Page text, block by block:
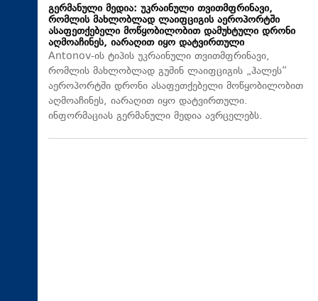
გერმანული მედია: უკრაინული თვითმფრინავი,
რომლის მახლობლად ლაიფციგის აეროპორტში
ასაფეთქებელი მოწყობილობით დამუხტული დრონი
აღმოაჩინეს, იარაღით იყო დატვირთული
Antonov-ის ტიპის უკრაინული თვითმფრინავი,
რომლის მახლობლად გუშინ ლაიფციგის „ჰალეს“
აეროპორტში დრონი ასაფეთქებელი მოწყობილობით
აღმოაჩინეს, იარაღით იყო დატვირთული.
ინფორმაციას გერმანული მედია ავრცელებს.